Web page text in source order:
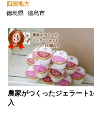
四国地方
徳島県
徳島市
農家がつくったジェラート
入